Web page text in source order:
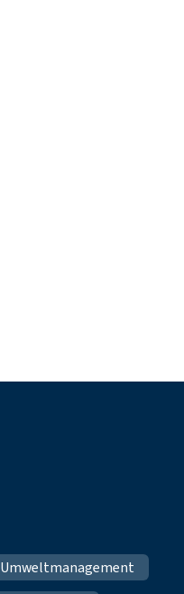
Umweltmanagement